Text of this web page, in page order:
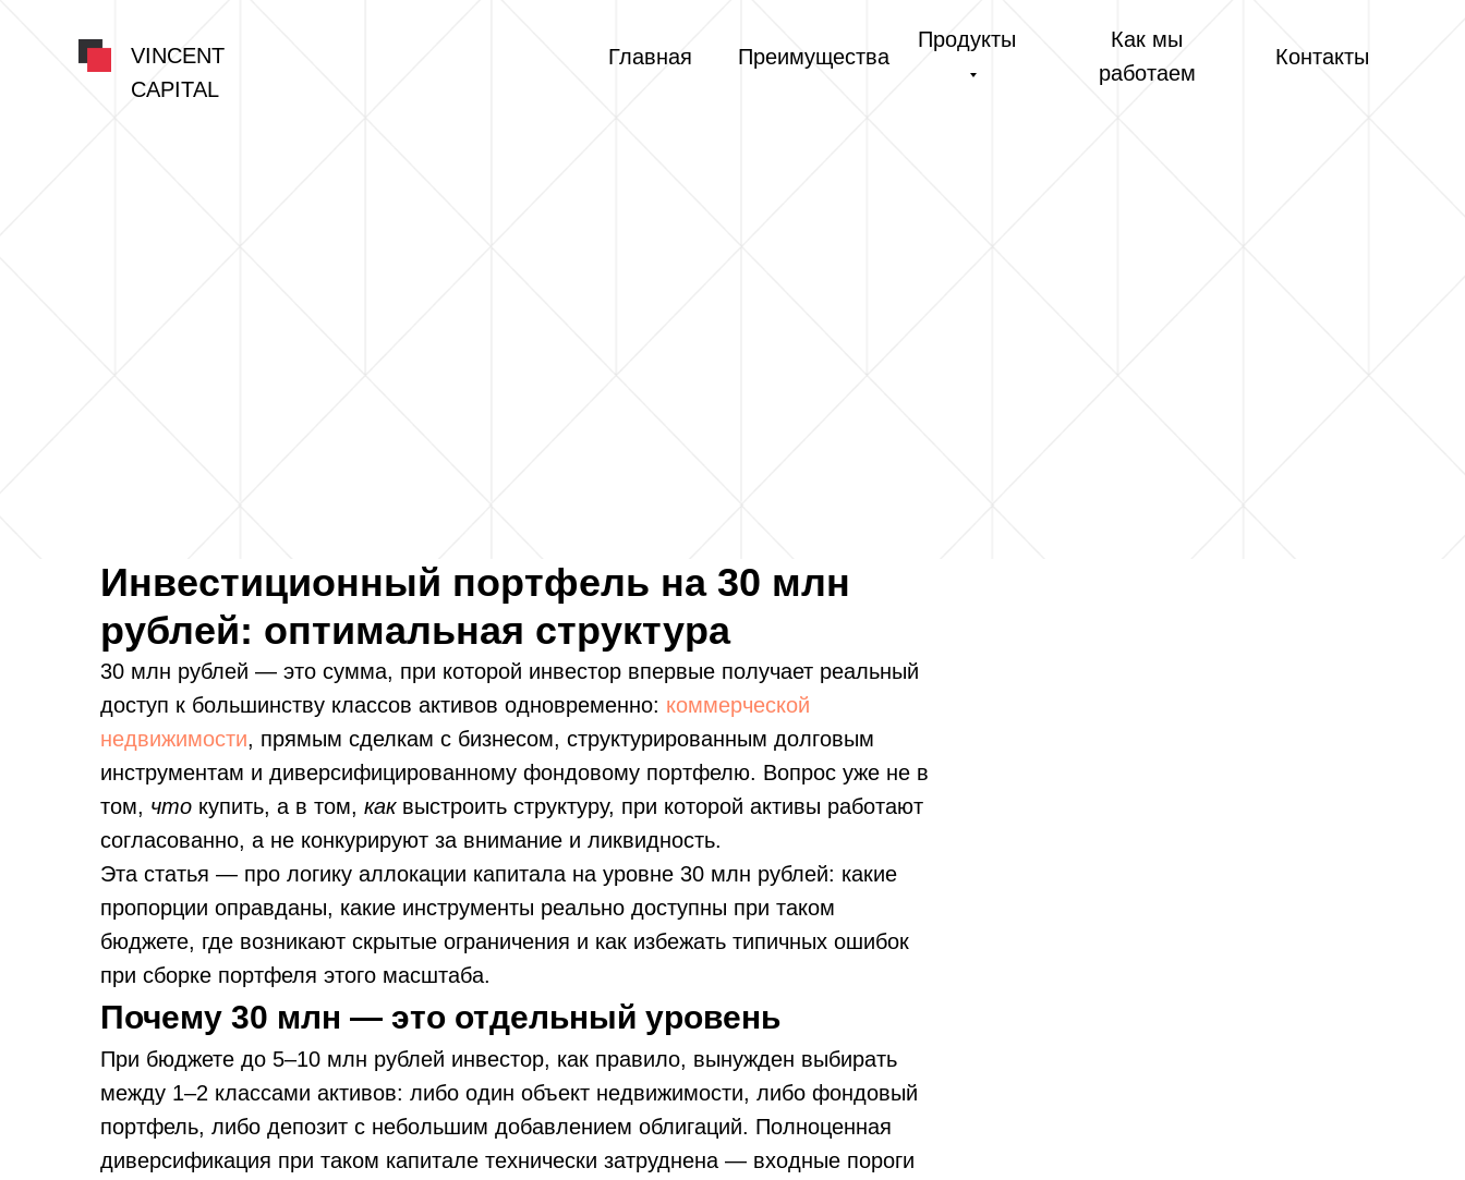
Контакты
Как мы
работаем
Продукты
Преимущества
Главная
VINCENT
CAPITAL
Инвестиционный портфель на 30 млн
рублей: оптимальная структура
30 млн рублей — это сумма, при которой инвестор впервые получает реальный
доступ к большинству классов активов одновременно: коммерческой
недвижимости, прямым сделкам с бизнесом, структурированным долговым
инструментам и диверсифицированному фондовому портфелю. Вопрос уже не в
том, что купить, а в том, каквыстроить структуру, при которой активы работают
согласованно, а не конкурируют за внимание и ликвидность.
Эта статья — про логику аллокации капитала на уровне 30 млн рублей: какие
пропорции оправданы, какие инструменты реально доступны при таком
бюджете, где возникают скрытые ограничения и как избежать типичных ошибок
при сборке портфеля этого масштаба.
Почему 30 млн — это отдельный уровень
При бюджете до 5–10 млн рублей инвестор, как правило, вынужден выбирать
между 1–2 классами активов: либо один объект недвижимости, либо фондовый
портфель, либо депозит с небольшим добавлением облигаций. Полноценная
диверсификация при таком капитале технически затруднена — входные пороги